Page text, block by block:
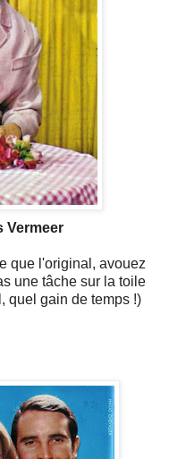
Vermeer
que l'original, avouez
une tâche sur la toile
quel gain de temps !)